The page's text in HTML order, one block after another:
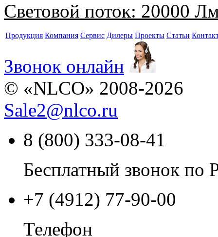
Световой поток: 20000
Продукция Компания Сервис Дилеры Проекты Статьи
Звонок онлайн
© «NLCO» 2008-2026
Sale2@nlco.ru
8 (800) 333-08-41
Бесплатный звонок по
+7 (4912) 77-90-00
Телефон